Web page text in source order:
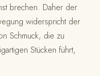
brechen. Daher der
widerspricht der
Schmuck, die zu
Stücken führt,